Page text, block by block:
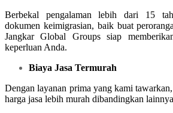
Berbekal pengalaman lebih dari 15
dokumen keimigrasian, baik buat
Jangkar Global Groups siap
keperluan Anda.
Biaya Jasa Termurah
Dengan layanan prima yang kami
harga jasa lebih murah dibandingkan